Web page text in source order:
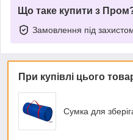
Що таке купити з
Замовлення під
При купівлі цього
Сумка для